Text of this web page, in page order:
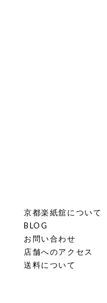
京都楽紙舘について
BLOG
お問い合わせ
店舗へのアクセス
送料について